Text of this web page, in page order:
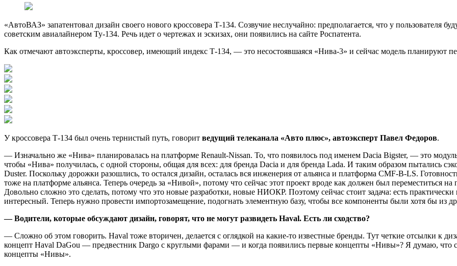
«АвтоВАЗ» запатентовал дизайн своего нового кроссовера Т-134. Созвучие неслучайно: предполагается, что у пользователя
советским авиалайнером Ту-134. Речь идет о чертежах и эскизах, они появились на сайте Роспатента.
Как отмечают автоэксперты, кроссовер, имеющий индекс Т-134, — это несостоявшаяся «Нива-3» и сейчас модель планируют
У кроссовера Т-134 был очень тернистый путь, говорит ведущий телеканала «Авто плюс», автоэксперт Павел Федоров.
— Изначально же «Нива» планировалась на платформе Renault-Nissan. То, что появилось под именем Dacia Bigster, — это
чтобы «Нива» получилась, с одной стороны, общая для всех: для бренда Dacia и для бренда Lada. И таким образом пытались
Duster. Поскольку дорожки разошлись, то остался дизайн, осталась вся инженерия от альянса и платформа CMF-B-LS.
тоже на платформе альянса. Теперь очередь за «Нивой», потому что сейчас этот проект вроде как должен был переместиться
Довольно сложно это сделать, потому что это новые разработки, новые НИОКР. Поэтому сейчас стоит задача: есть
интересный. Теперь нужно провести импортозамещение, подогнать элементную базу, чтобы все компоненты были хотя бы из
— Водители, которые обсуждают дизайн, говорят, что не могут развидеть Haval. Есть ли сходство?
— Сложно об этом говорить. Haval тоже вторичен, делается с оглядкой на какие-то известные бренды. Тут четкие отсылки к
концепт Haval DaGou — предвестник Dargo с круглыми фарами — и когда появились первые концепты «Нивы»? Я думаю, что
концепты «Нивы».